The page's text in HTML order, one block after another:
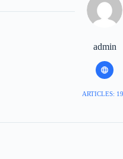
admin
ARTICLES: